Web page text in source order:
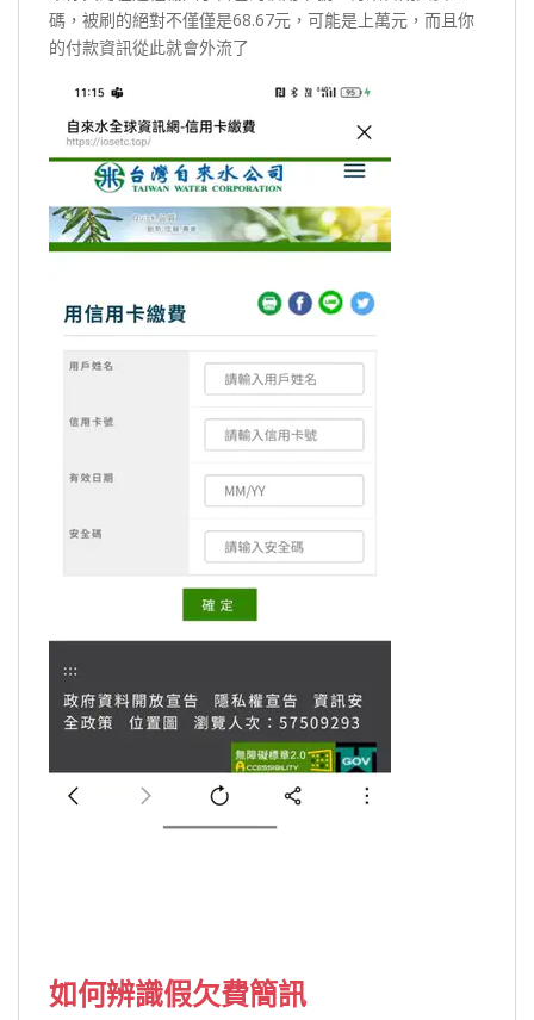
碼，被刷的絕對不僅僅是68.67元，可能是上萬元，而且你
的付款資訊從此就會外流了
如何辨識假欠費簡訊